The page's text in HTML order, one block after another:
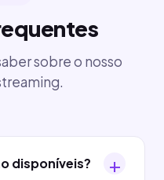
sobre o nosso
disponíveis?